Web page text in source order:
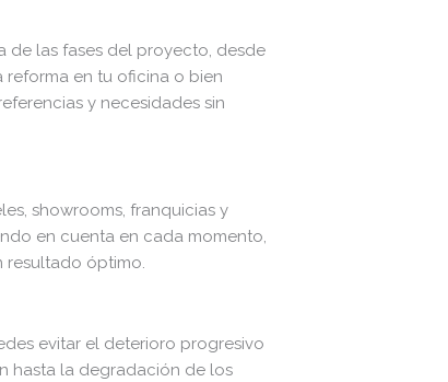
de las fases del proyecto, desde
en tu oficina o bien
y necesidades sin
showrooms, franquicias y
en cuenta en cada momento,
resultado óptimo.
evitar el deterioro progresivo
hasta la degradación de los